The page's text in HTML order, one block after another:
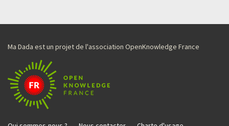
Ma Dada est un projet de l'association OpenKnowledge France